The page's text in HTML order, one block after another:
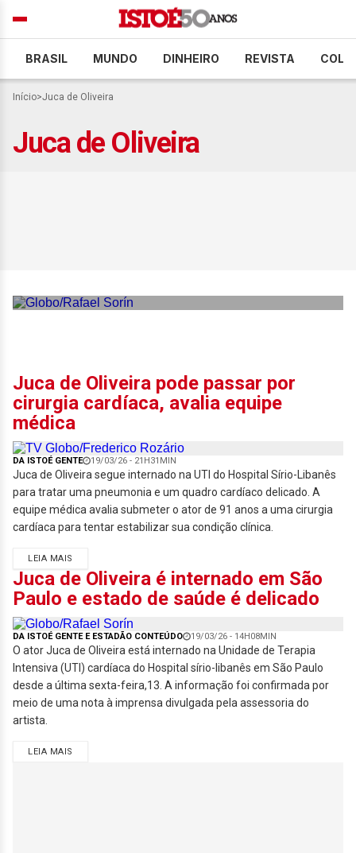
BRASIL MUNDO DINHEIRO REVISTA
Início>Juca de Oliveira
Juca de Oliveira
Juca de Oliveira pode passar por
cirurgia cardíaca, avalia equipe
médica
DA ISTOÉ GENTE 19/03/26 - 21H31MIN
Juca de Oliveira segue internado na UTI do Hospital Sírio-Libanês
para tratar uma pneumonia e um quadro cardíaco delicado. A
equipe médica avalia submeter o ator de 91 anos a uma cirurgia
cardíaca para tentar estabilizar sua condição clínica.
LEIA MAIS
Juca de Oliveira é internado em São
Paulo e estado de saúde é delicado
DA ISTOÉ GENTE E ESTADÃO CONTEÚDO 19/03/26 - 14H08MIN
O ator Juca de Oliveira está internado na Unidade de Terapia
Intensiva (UTI) cardíaca do Hospital sírio-libanês em São Paulo
desde a última sexta-feira,13. A informação foi confirmada por
meio de uma nota à imprensa divulgada pela assessoria do
artista.
LEIA MAIS